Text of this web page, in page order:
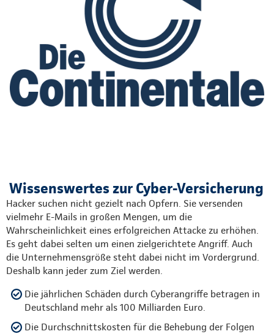
Wissenswertes zur Cyber-Versicherung
Hacker suchen nicht gezielt nach Opfern. Sie versenden
vielmehr E-Mails in großen Mengen, um die
Wahrscheinlichkeit eines erfolgreichen Attacke zu erhöhen.
Es geht dabei selten um einen zielgerichtete Angriff. Auch
die Unternehmensgröße steht dabei nicht im Vordergrund.
Deshalb kann jeder zum Ziel werden.
Die jährlichen Schäden durch Cyberangriffe betragen in
Deutschland mehr als 100 Milliarden Euro.
Die Durchschnittskosten für die Behebung der Folgen